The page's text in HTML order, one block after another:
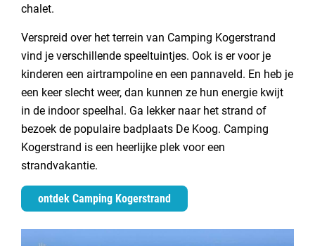
chalet.
Verspreid over het terrein van Camping Kogerstrand
vind je verschillende speeltuintjes. Ook is er voor je
kinderen een airtrampoline en een pannaveld. En heb je
een keer slecht weer, dan kunnen ze hun energie kwijt
in de indoor speelhal. Ga lekker naar het strand of
bezoek de populaire badplaats De Koog. Camping
Kogerstrand is een heerlijke plek voor een
strandvakantie.
ontdek Camping Kogerstrand